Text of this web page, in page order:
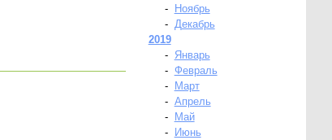
-
Ноябрь
- Декабрь
2019
-
Январь
- Февраль
-
Март
- Апрель
-
Май
-
Июнь